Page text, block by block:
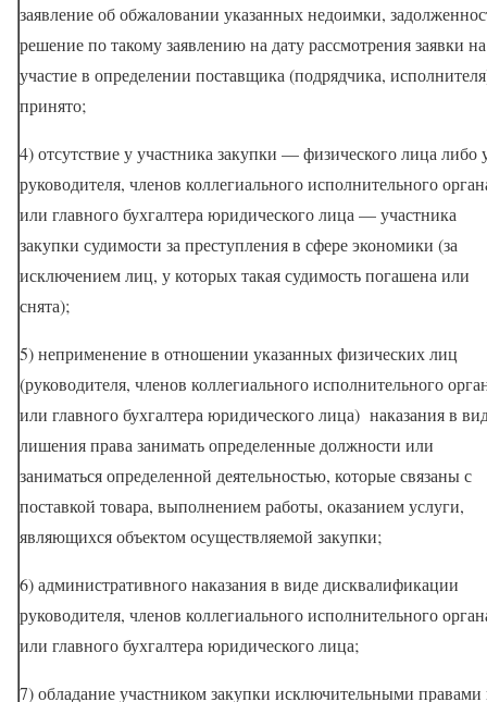
заявление об обжаловании указанных недоимки,
решение по такому заявлению на дату рассмотрения заявки на
участие в определении поставщика (подрядчика,
принято;
4) отсутствие у участника закупки — физического лица либо
руководителя, членов коллегиального исполнительного
или главного бухгалтера юридического лица — участника
закупки судимости за преступления в сфере экономики (за
исключением лиц, у которых такая судимость погашена или
снята);
5) неприменение в отношении указанных физических лиц
(руководителя, членов коллегиального исполнительного
или главного бухгалтера юридического лица) наказания в
лишения права занимать определенные должности или
заниматься определенной деятельностью, которые связаны с
поставкой товара, выполнением работы, оказанием услуги,
являющихся объектом осуществляемой закупки;
6) административного наказания в виде дисквалификации
руководителя, членов коллегиального исполнительного
или главного бухгалтера юридического лица;
7) обладание участником закупки исключительными правами